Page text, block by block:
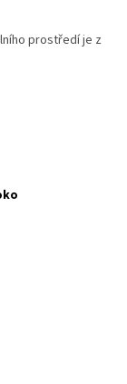
prostředí je z